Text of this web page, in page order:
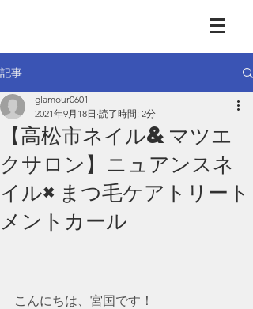
記事
【高松市ネイル&マツエ
クサロン】ニュアンスネ
イル×まつ毛ケアトリート
メントカール
glamour0601
2021年9月18日 読了時間: 2分
こんにちは、宮国です！